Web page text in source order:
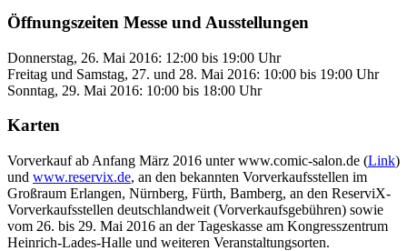
Öffnungszeiten Messe und Ausstellungen
Donnerstag, 26. Mai 2016: 12:00 bis 19:00 Uhr
Freitag und Samstag, 27. und 28. Mai 2016: 10:00 bis 19:00 Uhr
Sonntag, 29. Mai 2016: 10:00 bis 18:00 Uhr
Karten
Vorverkauf ab Anfang März 2016 unter www.comic-salon.de (Link)
und www.reservix.de, an den bekannten Vorverkaufsstellen im
Großraum Erlangen, Nürnberg, Fürth, Bamberg, an den ReserviX-
Vorverkaufsstellen deutschlandweit (Vorverkaufsgebühren) sowie
vom 26. bis 29. Mai 2016 an der Tageskasse am Kongresszentrum
Heinrich-Lades-Halle und weiteren Veranstaltungsorten.